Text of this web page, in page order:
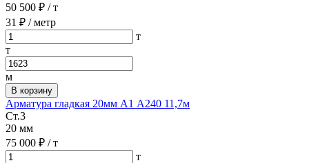
50 500 ₽ / т
31 ₽ / метр
т
т
м
В корзину
Арматура гладкая 20мм А1 А240 11,7м
Ст.3
20 мм
75 000 ₽ / т
т